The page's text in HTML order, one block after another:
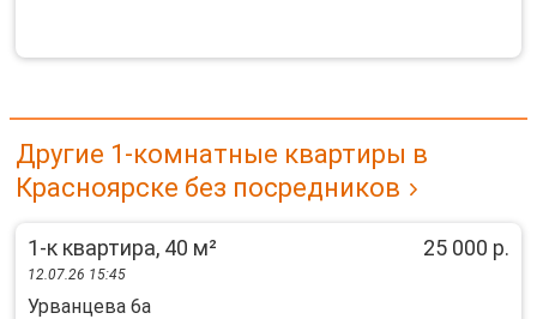
Другие 1-комнатные квартиры в
Красноярске без посредников
1-к квартира, 40 м² 25 000 р.
12.07.26 15:45
Урванцева 6а